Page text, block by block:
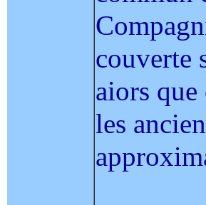
couverte
aiors que
les